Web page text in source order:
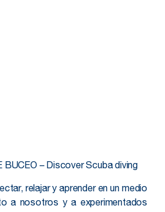
BUCEO – Discover Scuba diving
relajar y aprender en un medio
a nosotros y a experimentados